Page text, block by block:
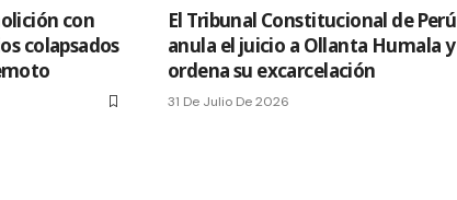
con
colapsados
El Tribunal Constitucional de Perú
anula el juicio a Ollanta Humala y
ordena su excarcelación
31 De Julio De 2026